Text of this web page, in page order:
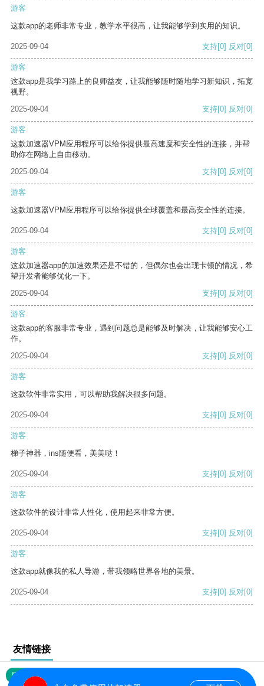
游客
这款app的老师非常专业，教学水平很高，让我能够学到实用的知识。
2025-09-04 支持[0] 反对[0]
游客
这款app是我学习路上的良师益友，让我能够随时随地学习新知识，拓宽
视野。
2025-09-04
支持[0] 反对[0]
游客
这款加速器VPM应用程序可以给你提供最高速度和安全性的连接，并帮
助你在网络上自由移动。
2025-09-04
支持[0] 反对[0]
游客
这款加速器VPM应用程序可以给你提供全球覆盖和最高安全性的连接。
2025-09-04 支持[0] 反对[0]
游客
这款加速器app的加速效果还是不错的，但偶尔也会出现卡顿的情况，希
望开发者能够优化一下。
2025-09-04
支持[0] 反对[0]
游客
这款app的客服非常专业，遇到问题总是能够及时解决，让我能够安心工
作。
2025-09-04
支持[0] 反对[0]
游客
这款软件非常实用，可以帮助我解决很多问题。
2025-09-04 支持[0] 反对[0]
游客
梯子神器，ins随便看，美美哒！
2025-09-04 支持[0] 反对[0]
游客
这款软件的设计非常人性化，使用起来非常方便。
2025-09-04 支持[0] 反对[0]
游客
这款app就像我的私人导游，带我领略世界各地的美景。
2025-09-04 支持[0] 反对[0]
友情链接
网站地图